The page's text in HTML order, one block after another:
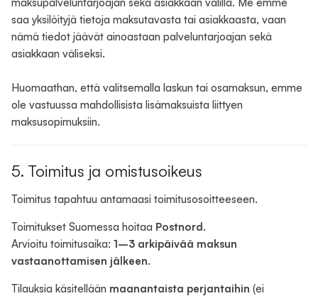
maksupalveluntarjoajan sekä asiakkaan välillä. Me emme
saa yksilöityjä tietoja maksutavasta tai asiakkaasta, vaan
nämä tiedot jäävät ainoastaan palveluntarjoajan sekä
asiakkaan väliseksi.
Huomaathan, että valitsemalla laskun tai osamaksun, emme
ole vastuussa mahdollisista lisämaksuista liittyen
maksusopimuksiin.
5. Toimitus ja omistusoikeus
Toimitus tapahtuu antamaasi toimitusosoitteeseen.
Toimitukset Suomessa hoitaa Postnord.
Arvioitu toimitusaika: 1–3 arkipäivää maksun
vastaanottamisen jälkeen.
Tilauksia käsitellään maanantaista perjantaihin (ei